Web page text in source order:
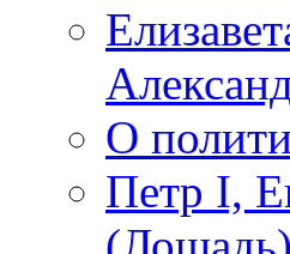
О
Петр I,